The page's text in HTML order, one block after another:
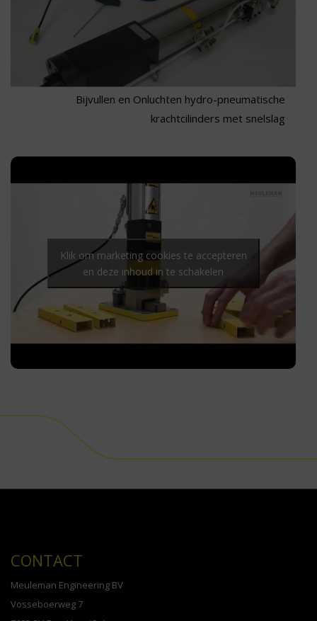
Bijvullen en Onluchten hydro-pneumatische
krachtcilinders met snelslag
Klik om marketing cookies te accepteren
en deze inhoud in te schakelen
Ponsmachine met automatische start
CONTACT
Meuleman Engineering BV
Vosseboerweg 7